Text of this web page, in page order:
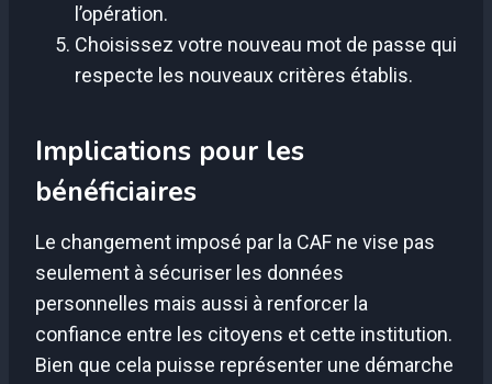
l’opération.
Choisissez votre nouveau mot de passe qui
respecte les nouveaux critères établis.
Implications pour les
bénéficiaires
Le changement imposé par la CAF ne vise pas
seulement à sécuriser les données
personnelles mais aussi à renforcer la
confiance entre les citoyens et cette institution.
Bien que cela puisse représenter une démarche